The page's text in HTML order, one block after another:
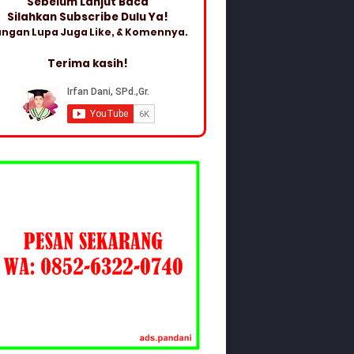
Silahkan Subscribe Dulu Ya!
Lupa Juga Like, & Komennya.
Terima kasih!